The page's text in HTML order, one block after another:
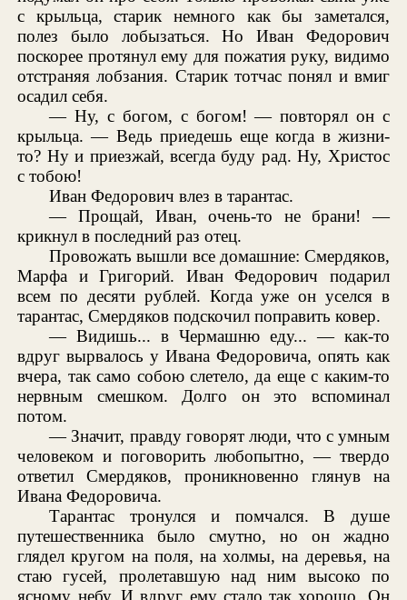
с крыльца, старик немного как бы заметался,
полез было лобызаться. Но Иван Федорович
поскорее протянул ему для пожатия руку, видимо
отстраняя лобзания. Старик тотчас понял и вмиг
осадил себя.
— Ну, с богом, с богом! — повторял он с
крыльца. — Ведь приедешь еще когда в жизни-
то? Ну и приезжай, всегда буду рад. Ну, Христос
с тобою!
Иван Федорович влез в тарантас.
— Прощай, Иван, очень-то не брани! —
крикнул в последний раз отец.
Провожать вышли все домашние: Смердяков,
Марфа и Григорий. Иван Федорович подарил
всем по десяти рублей. Когда уже он уселся в
тарантас, Смердяков подскочил поправить ковер.
— Видишь... в Чермашню еду... — как-то
вдруг вырвалось у Ивана Федоровича, опять как
вчера, так само собою слетело, да еще с каким-то
нервным смешком. Долго он это вспоминал
потом.
— Значит, правду говорят люди, что с умным
человеком и поговорить любопытно, — твердо
ответил Смердяков, проникновенно глянув на
Ивана Федоровича.
Тарантас тронулся и помчался. В душе
путешественника было смутно, но он жадно
глядел кругом на поля, на холмы, на деревья, на
стаю гусей, пролетавшую над ним высоко по
ясному небу. И вдруг ему стало так хорошо. Он